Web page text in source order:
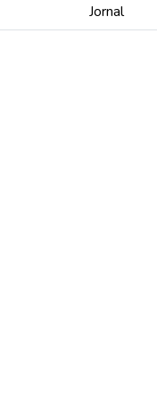
Jornal